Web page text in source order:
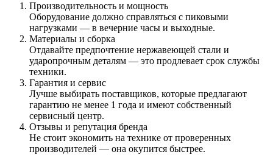
Производительность и мощность
Оборудование должно справляться с пиковыми
нагрузками — в вечерние часы и выходные.
Материалы и сборка
Отдавайте предпочтение нержавеющей стали и
ударопрочным деталям — это продлевает срок службы
техники.
Гарантия и сервис
Лучше выбирать поставщиков, которые предлагают
гарантию не менее 1 года и имеют собственный
сервисный центр.
Отзывы и репутация бренда
Не стоит экономить на технике от проверенных
производителей — она окупится быстрее.